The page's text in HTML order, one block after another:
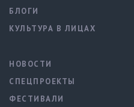
БЛОГИ
КУЛЬТУРА В ЛИЦАХ
НОВОСТИ
СПЕЦПРОЕКТЫ
ФЕСТИВАЛИ